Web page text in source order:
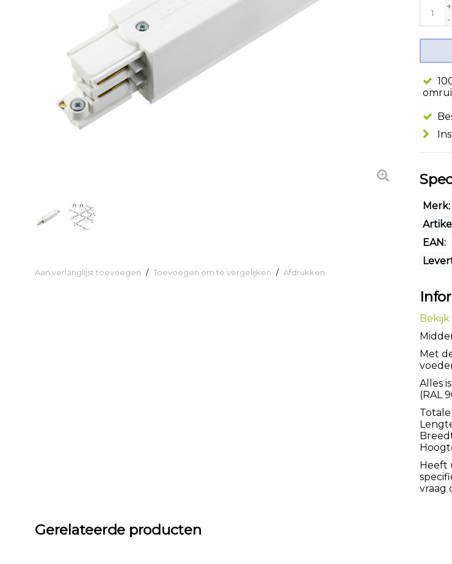
Aan verlanglijst toevoegen / Toevoegen om te vergelijken / Afdrukken
+
-
Merk:
EAN:
Bekijk
Met
Alles
(RAL
Totale
Heeft
vraag
Gerelateerde producten